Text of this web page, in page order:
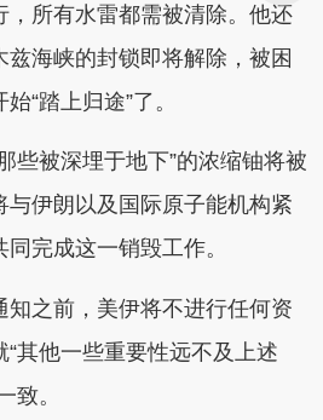
，所有水雷都需被清除。他还
海峡的封锁即将解除，被困
“踏上归途”了。
些被深埋于地下”的浓缩铀将被
与伊朗以及国际原子能机构紧
完成这一销毁工作。
知之前，美伊将不进行任何资
其他一些重要性远不及上述
致。